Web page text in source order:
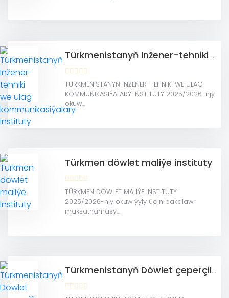
Türkmenistanyň Inžener-tehniki we ulag kommunikasiýalary instituty
TÜRKMENISTANYŇ INŽENER-TEHNIKI WE ULAG
KOMMUNIKASIÝALARY INSTITUTY 2025/2026-njy
okuw...
Türkmen döwlet maliýe instituty
TÜRKMEN DÖWLET MALIÝE INSTITUTY
2025/2026-njy okuw ýyly üçin bakalawr
maksatnamasy...
Türkmenistanyň Döwlet çeperçilik akademiýasy